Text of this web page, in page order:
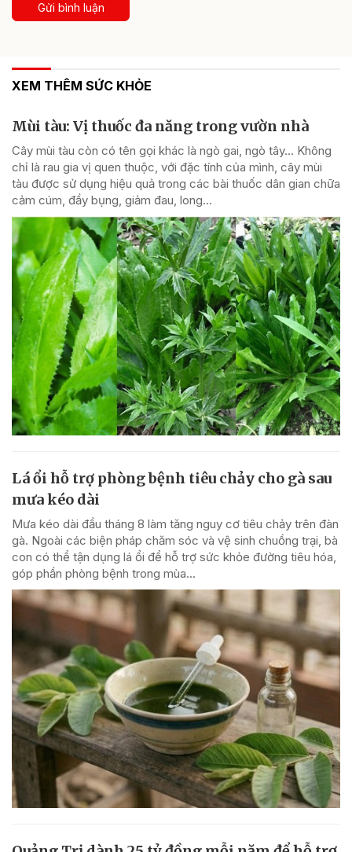
Gửi bình luận
XEM THÊM SỨC KHỎE
Mùi tàu: Vị thuốc đa năng trong vườn nhà
Cây mùi tàu còn có tên gọi khác là ngò gai, ngò tây… Không
chỉ là rau gia vị quen thuộc, với đặc tính của mình, cây mùi
tàu được sử dụng hiệu quả trong các bài thuốc dân gian chữa
cảm cúm, đầy bụng, giảm đau, long...
Lá ổi hỗ trợ phòng bệnh tiêu chảy cho gà sau
mưa kéo dài
Mưa kéo dài đầu tháng 8 làm tăng nguy cơ tiêu chảy trên đàn
gà. Ngoài các biện pháp chăm sóc và vệ sinh chuồng trại, bà
con có thể tận dụng lá ổi để hỗ trợ sức khỏe đường tiêu hóa,
góp phần phòng bệnh trong mùa...